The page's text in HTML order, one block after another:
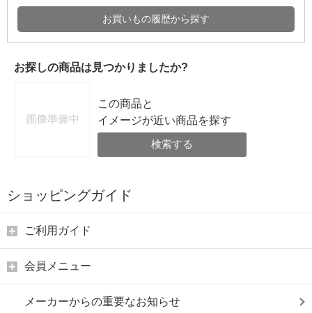
お買いもの履歴から探す
お探しの商品は見つかりましたか?
この商品と
イメージが近い商品を探す
検索する
ショッピングガイド
ご利用ガイド
会員メニュー
メーカーからの重要なお知らせ